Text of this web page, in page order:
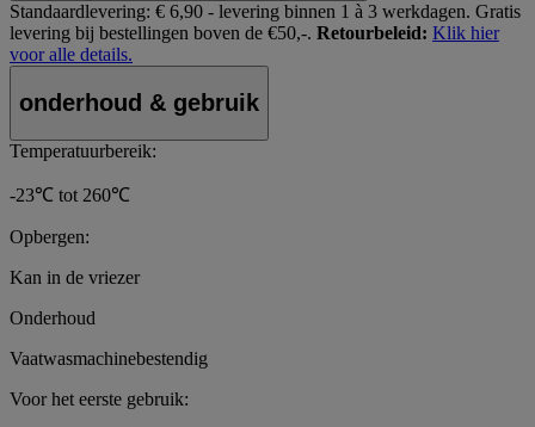
Standaardlevering: € 6,90 - levering binnen 1 à 3 werkdagen. Gratis
levering bij bestellingen boven de €50,-. Retourbeleid: Klik hier
voor alle details.
onderhoud & gebruik
Temperatuurbereik:
-23℃ tot 260℃
Opbergen:
Kan in de vriezer
Onderhoud
Vaatwasmachinebestendig
Voor het eerste gebruik: